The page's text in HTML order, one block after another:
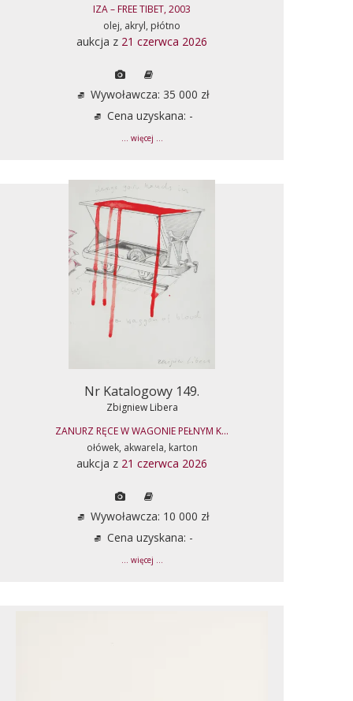
IZA – FREE TIBET, 2003
olej, akryl, płótno
aukcja z 21 czerwca 2026
Wywoławcza: 35 000 zł
Cena uzyskana: -
... więcej ...
Nr Katalogowy 149.
Zbigniew Libera
ZANURZ RĘCE W WAGONIE PEŁNYM K...
ołówek, akwarela, karton
aukcja z 21 czerwca 2026
Wywoławcza: 10 000 zł
Cena uzyskana: -
... więcej ...